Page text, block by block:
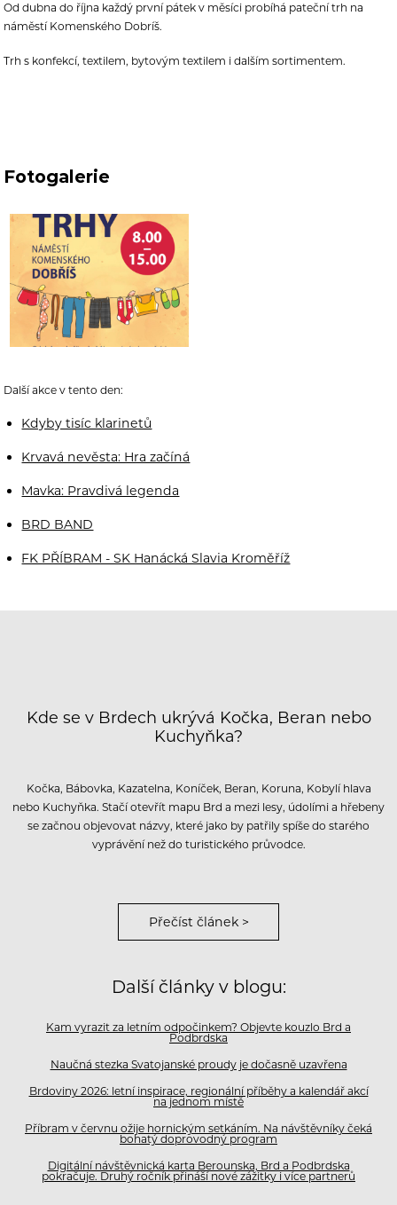
Od dubna do října každý první pátek v měsíci probíhá pateční trh na
náměstí Komenského Dobríš.
Trh s konfekcí, textilem, bytovým textilem i dalším sortimentem.
Fotogalerie
Další akce v tento den:
Kdyby tisíc klarinetů
Krvavá nevěsta: Hra začíná
Mavka: Pravdivá legenda
BRD BAND
FK PŘÍBRAM - SK Hanácká Slavia Kroměříž
Kde se v Brdech ukrývá Kočka, Beran nebo
Kuchyňka?
Kočka, Bábovka, Kazatelna, Koníček, Beran, Koruna, Kobylí hlava
nebo Kuchyňka. Stačí otevřít mapu Brd a mezi lesy, údolími a hřebeny
se začnou objevovat názvy, které jako by patřily spíše do starého
vyprávění než do turistického průvodce.
Přečíst článek >
Další články v blogu:
Kam vyrazit za letním odpočinkem? Objevte kouzlo Brd a
Podbrdska
Naučná stezka Svatojanské proudy je dočasně uzavřena
Brdoviny 2026: letní inspirace, regionální příběhy a kalendář akcí
na jednom místě
Příbram v červnu ožije hornickým setkáním. Na návštěvníky čeká
bohatý doprovodný program
Digitální návštěvnická karta Berounska, Brd a Podbrdska
pokračuje. Druhý ročník přináší nové zážitky i více partnerů